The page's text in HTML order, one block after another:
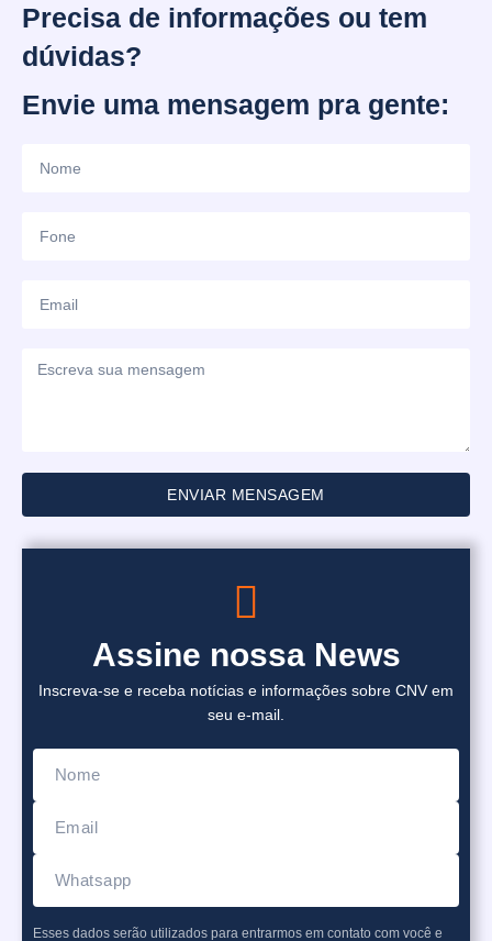
Precisa de informações ou tem
dúvidas?
Envie uma mensagem pra gente:
ENVIAR MENSAGEM
Assine nossa News
Inscreva-se e receba notícias e informações sobre CNV em
seu e-mail.
Esses dados serão utilizados para entrarmos em contato com você e